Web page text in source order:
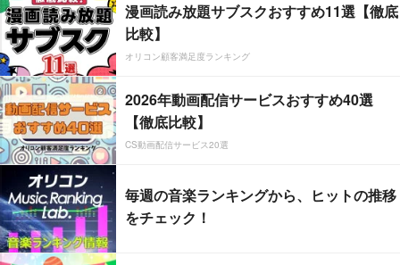
漫画読み放題サブスクおすすめ11選【徹底
比較】
オリコン顧客満足度ランキング
2026年動画配信サービスおすすめ40選
【徹底比較】
CS動画配信サービス20選
毎週の音楽ランキングから、ヒットの推移
をチェック！